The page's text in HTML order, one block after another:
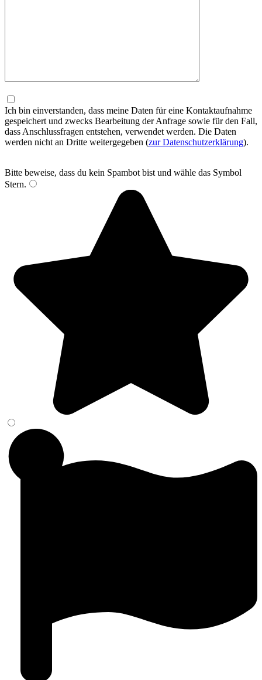
Ich bin einverstanden, dass meine Daten für eine Kontaktaufnahme
gespeichert und zwecks Bearbeitung der Anfrage sowie für den Fall,
dass Anschlussfragen entstehen, verwendet werden. Die Daten
werden nicht an Dritte weitergegeben (zur Datenschutzerklärung).
Bitte beweise, dass du kein Spambot bist und wähle das Symbol
Stern.